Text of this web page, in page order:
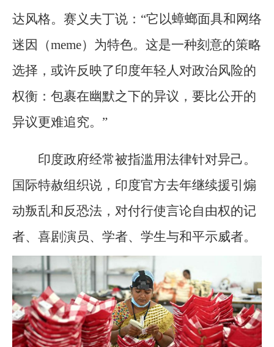
达风格。赛义夫丁说：“它以蟑螂面具和网络
迷因（meme）为特色。这是一种刻意的策略
选择，或许反映了印度年轻人对政治风险的
权衡：包裹在幽默之下的异议，要比公开的
异议更难追究。”
印度政府经常被指滥用法律针对异己。
国际特赦组织说，印度官方去年继续援引煽
动叛乱和反恐法，对付行使言论自由权的记
者、喜剧演员、学者、学生与和平示威者。